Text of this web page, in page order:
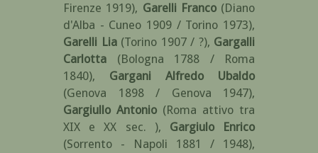
Firenze 1919), Garelli Franco (Diano
d'Alba - Cuneo 1909 / Torino 1973),
Garelli Lia (Torino 1907 / ?), Gargalli
Carlotta
(Bologna 1788 / Roma
1840), Gargani Alfredo Ubaldo
(Genova 1898 / Genova 1947),
Gargiullo Antonio (Roma attivo tra
XIX e XX sec. ), Gargiulo Enrico
(Sorrento - Napoli 1881 / 1948),